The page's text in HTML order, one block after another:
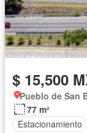
$ 15,500
Pueblo de San
77 m²
Estacionamiento